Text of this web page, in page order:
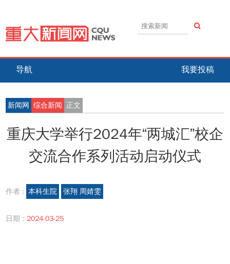
导航 我要投稿
新闻网 综合新闻 正文
重庆大学举行2024年“两城汇”校企
交流合作系列活动启动仪式
作者 : 本科生院 张翔 周婧雯
日期 : 2024-03-25